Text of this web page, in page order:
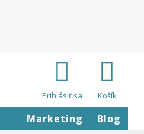
Prihlásiť sa Košík
Blog
Marketing